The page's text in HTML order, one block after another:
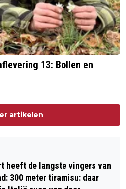
13: Bollen en
artikelen
heeft de langste vingers van
300 meter tiramisu: daar